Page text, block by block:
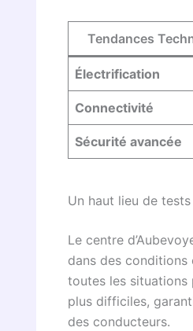
Tendances
Électrification
Connectivité
Sécurité avancée
Un haut lieu de
Le centre
dans des conditions
toutes les situations
plus difficiles,
des conducteurs.